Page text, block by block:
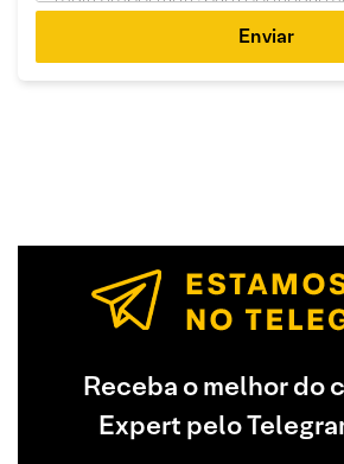
Enviar
Receba o melhor do
Expert pelo